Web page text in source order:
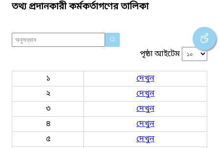
তথ্য প্রদানকারী কর্মকর্তাগণের তালিকা
পৃষ্ঠা আইটেম
১
দেখুন
২
দেখুন
৩
দেখুন
৪
দেখুন
৫
দেখুন